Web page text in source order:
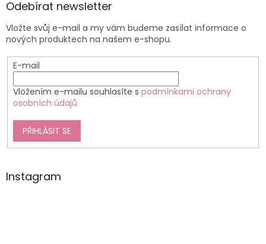
Odebírat newsletter
Vložte svůj e-mail a my vám budeme zasílat informace o
nových produktech na našem e-shopu.
E-mail
Vložením e-mailu souhlasíte s podmínkami ochrany
osobních údajů
PŘIHLÁSIT SE
Instagram